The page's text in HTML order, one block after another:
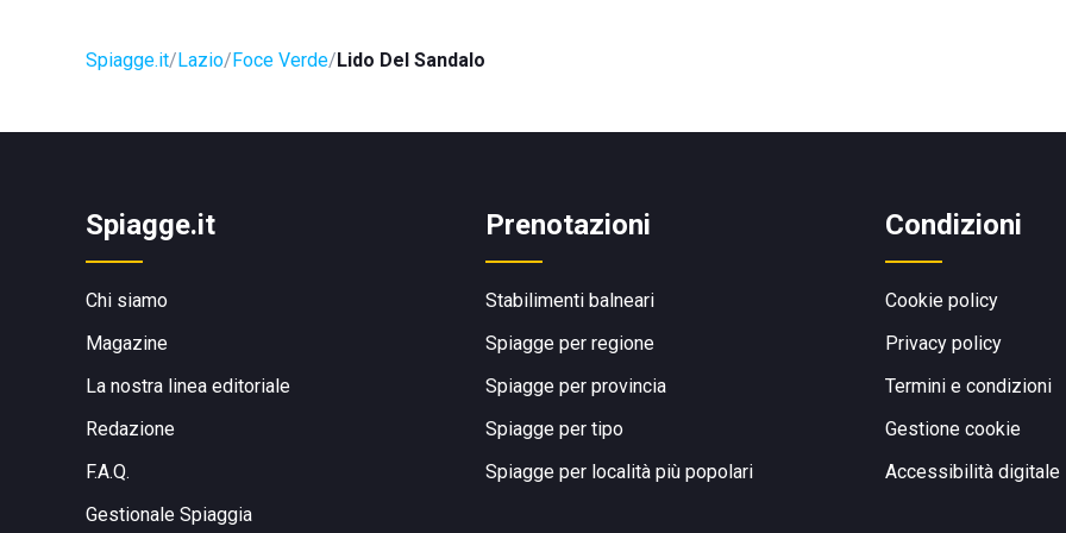
Spiagge.it Lazio Foce Verde Lido Del Sandalo
Spiagge.it
Chi siamo
Magazine
La nostra linea editoriale
Redazione
F.A.Q.
Gestionale Spiaggia
Prenotazioni
Stabilimenti balneari
Spiagge per regione
Spiagge per provincia
Spiagge per tipo
Spiagge per località più popolari
Condizioni
Cookie policy
Privacy policy
Termini e condizioni
Gestione cookie
Accessibilità digitale